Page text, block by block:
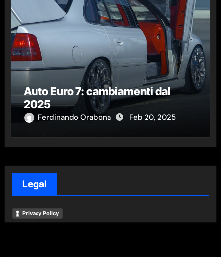
Auto Euro 7: cambiamenti dal
2025
Ferdinando Orabona Feb 20, 2025
Legal
Privacy Policy